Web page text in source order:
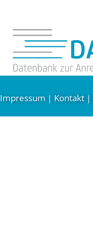
Impressum | Kontakt |